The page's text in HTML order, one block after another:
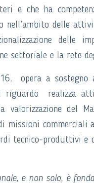
e che ha
delle
delle
settoriale e la rete
opera a sostegno
realizza
valorizzazione del
missioni commerciali
tecnico-produttivi e
e non solo, è